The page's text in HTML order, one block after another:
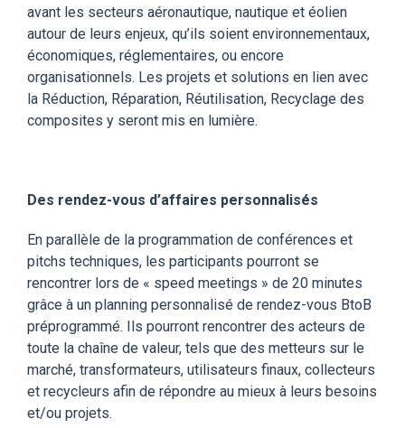
avant les secteurs aéronautique, nautique et éolien
autour de leurs enjeux, qu’ils soient environnementaux,
économiques, réglementaires, ou encore
organisationnels. Les projets et solutions en lien avec
la Réduction, Réparation, Réutilisation, Recyclage des
composites y seront mis en lumière.
Des rendez-vous d’affaires personnalisés
En parallèle de la programmation de conférences et
pitchs techniques, les participants pourront se
rencontrer lors de « speed meetings » de 20 minutes
grâce à un planning personnalisé de rendez-vous BtoB
préprogrammé. Ils pourront rencontrer des acteurs de
toute la chaîne de valeur, tels que des metteurs sur le
marché, transformateurs, utilisateurs finaux, collecteurs
et recycleurs afin de répondre au mieux à leurs besoins
et/ou projets.